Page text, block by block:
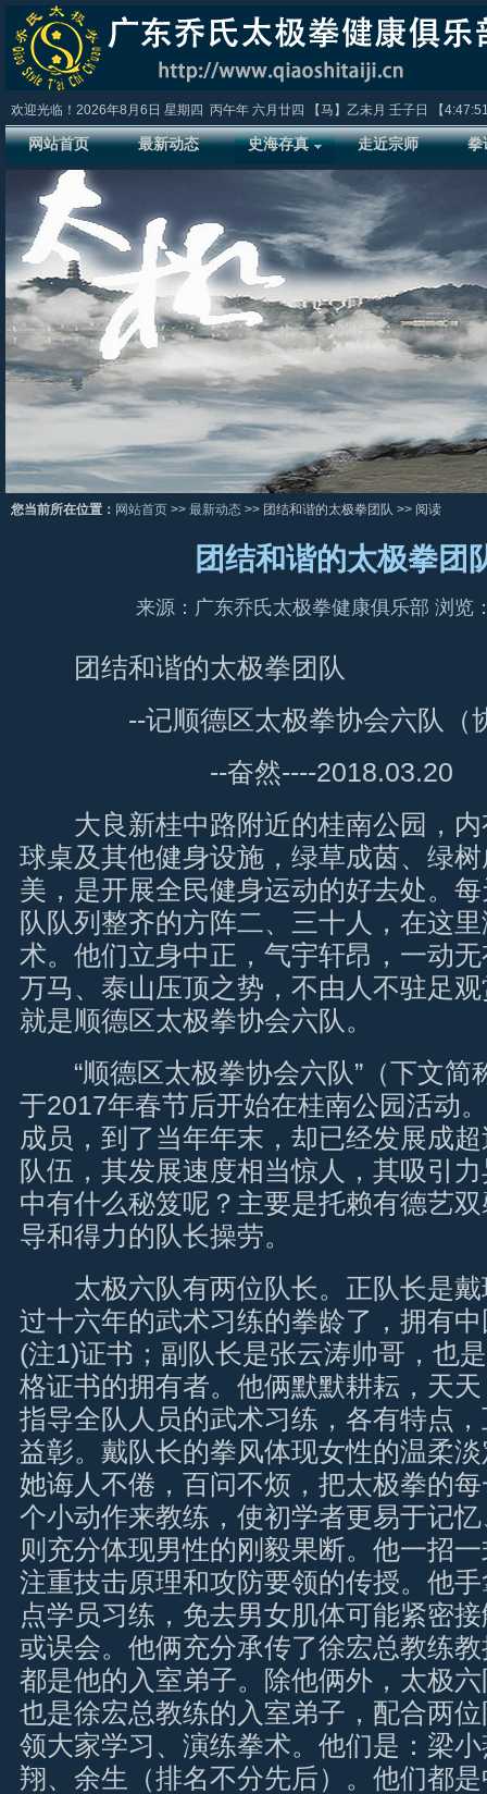
欢迎光临！ 2026年8月6日 星期四 丙午年 六月廿四 【马】乙未月 壬子日 【
网站首页 最新动态 史海存真 走近宗师 拳
您当前所在位置： 网站首页 >> 最新动态 >> 团结和谐的太极拳团队 >> 阅读
团结和谐的太极拳团
来源：广东乔氏太极拳健康俱乐部 浏览
团结和谐的太极拳团队
--记顺德区太极拳协会六队（协
--奋然----2018.03.20
大良新桂中路附近的桂南公园，内
球桌及其他健身设施，绿草成茵、绿
美，是开展全民健身运动的好去处。
队队列整齐的方阵二、三十人，在这
术。他们立身中正，气宇轩昂，一动
万马、泰山压顶之势，不由人不驻足
就是顺德区太极拳协会六队。
“顺德区太极拳协会六队”（下文简
于2017年春节后开始在桂南公园活动
成员，到了当年年末，却已经发展成
队伍，其发展速度相当惊人，其吸引
中有什么秘笈呢？主要是托赖有德艺
导和得力的队长操劳。
太极六队有两位队长。正队长是戴
过十六年的武术习练的拳龄了，拥有
(注1)证书；副队长是张云涛帅哥，也
格证书的拥有者。他俩默默耕耘，天
指导全队人员的武术习练，各有特点
益彰。戴队长的拳风体现女性的温柔
她诲人不倦，百问不烦，把太极拳的
个小动作来教练，使初学者更易于记
则充分体现男性的刚毅果断。他一招
注重技击原理和攻防要领的传授。他
点学员习练，免去男女肌体可能紧密
或误会。他俩充分承传了徐宏总教练
都是他的入室弟子。除他俩外，太极
也是徐宏总教练的入室弟子，配合两
领大家学习、演练拳术。他们是：梁
翔、余生（排名不分先后）。他们都